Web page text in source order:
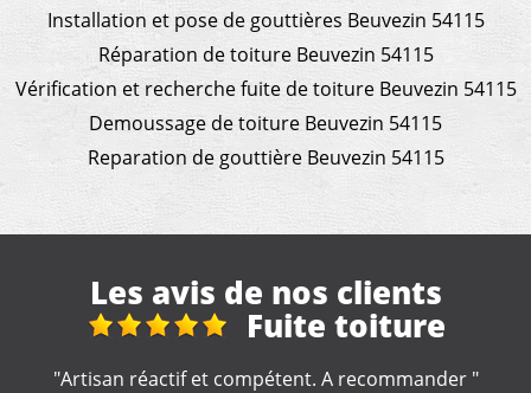
Installation et pose de gouttières Beuvezin 54115
Réparation de toiture Beuvezin 54115
Vérification et recherche fuite de toiture Beuvezin 54115
Demoussage de toiture Beuvezin 54115
Reparation de gouttière Beuvezin 54115
Les avis de nos clients
"
Super
rapide